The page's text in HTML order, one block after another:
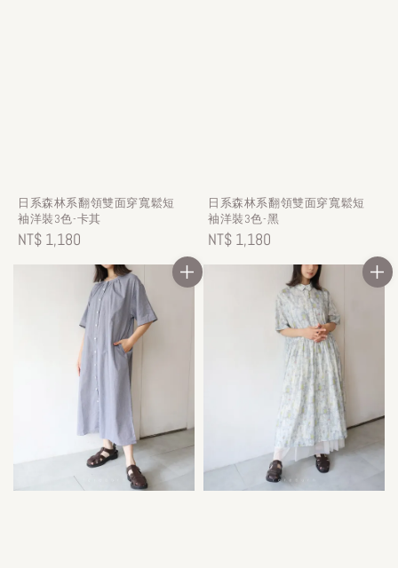
日系森林系翻領雙面穿寬鬆短
袖洋裝3色-卡其
Regular
NT$ 1,180
日系森林系翻領雙面穿寬鬆短
袖洋裝3色-黑
Regular
price
NT$ 1,180